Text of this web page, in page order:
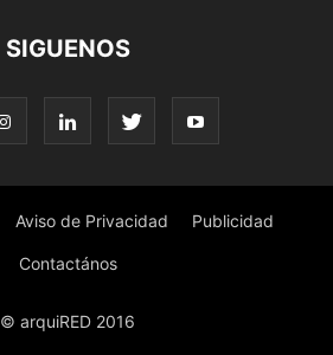
SIGUENOS
Aviso de Privacidad Publicidad
Contactános
© arquiRED 2016